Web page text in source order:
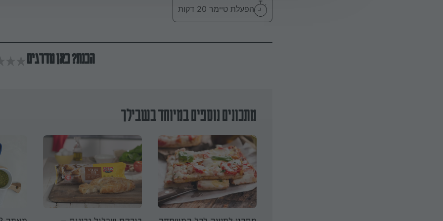
הפעלת טיימר 20 דקות
הכנת? כאן מדרגים
מתכונים נוספים במיוחד בשבילך